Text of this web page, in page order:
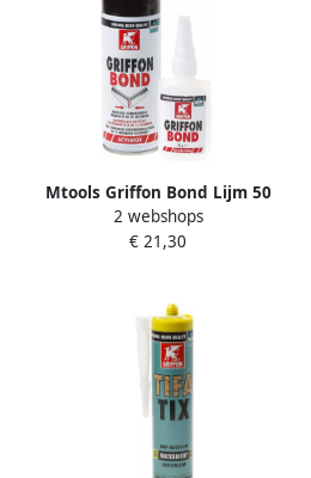
Mtools Griffon Bond Lijm 50
g + Activator 200 ml NL FR
DE |
2 webshops
€ 21,30